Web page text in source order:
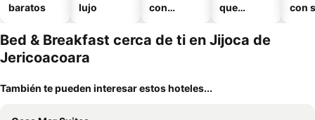
baratos
lujo
con
que
mascotas
con
Bed & Breakfast cerca de ti en Jijoca de
Jericoacoara
También te pueden interesar estos hoteles...